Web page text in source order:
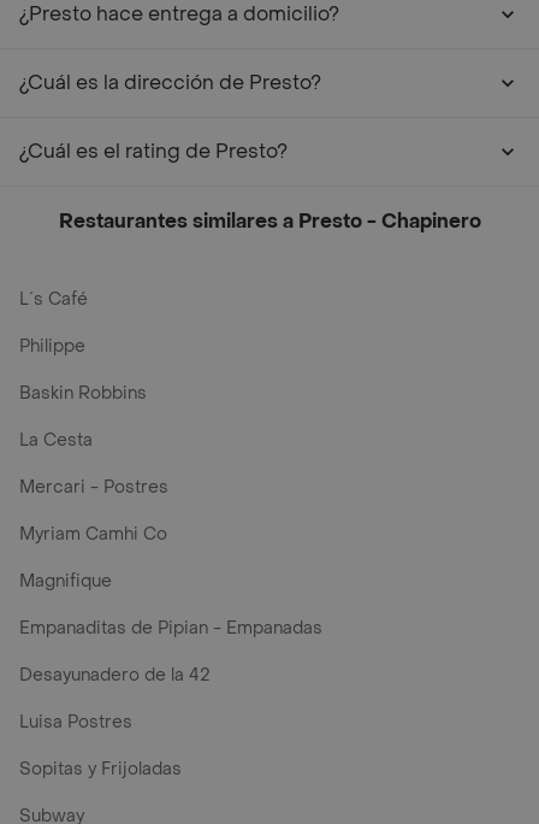
¿Presto hace entrega a domicilio?
¿Cuál es la dirección de Presto?
¿Cuál es el rating de Presto?
Restaurantes similares a Presto - Chapinero
L´s Café
Philippe
Baskin Robbins
La Cesta
Mercari - Postres
Myriam Camhi Co
Magnifique
Empanaditas de Pipian - Empanadas
Desayunadero de la 42
Luisa Postres
Sopitas y Frijoladas
Subway